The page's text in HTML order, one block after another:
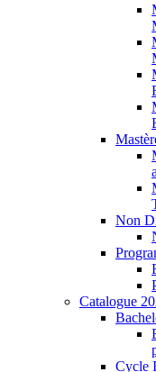
Non
Catalogue
Cycle